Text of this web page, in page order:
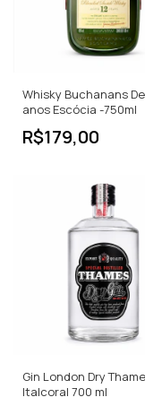
Whisky Buchanans
anos Escócia -750ml
R$179,00
Gin London Dry
Italcoral 700 ml